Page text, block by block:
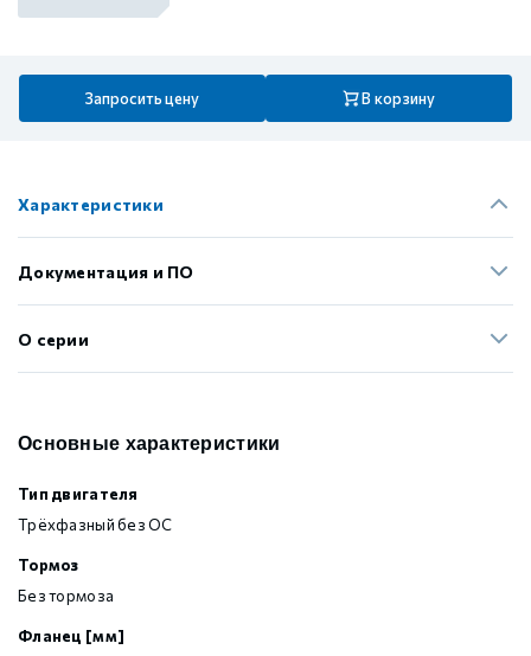
Запросить цену В корзину
Характеристики
Документация и ПО
О серии
Основные характеристики
Тип двигателя
Трёхфазный без ОС
Тормоз
Без тормоза
Фланец [мм]